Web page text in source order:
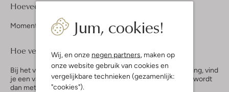
Jum, cookies!
Wij, en onze negen partners , maken op
onze website gebruik van cookies en
vergelijkbare technieken (gezamenlijk:
"cookies").
Hoeveel Omoda kortingscodes zijn er?
Momenteel zijn er geen actieve Omoda-kortingscodes.
Hoe verzilver ik mijn kortingscode?
Bij het voorlaatste stapje in het bestelproces, onder betaling, vind
je een vakje om je kortingscode in te wisselen. Je korting wordt
dan meteen verrekend.